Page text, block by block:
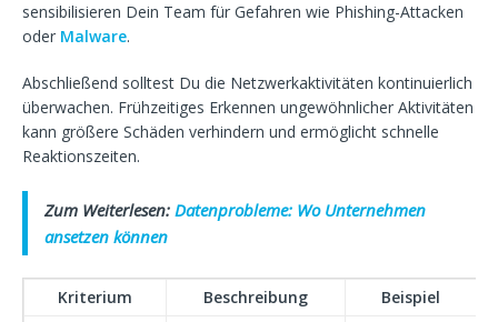
sensibilisieren Dein Team für Gefahren wie Phishing-Attacken
oder Malware.
Abschließend solltest Du die Netzwerkaktivitäten kontinuierlich
überwachen. Frühzeitiges Erkennen ungewöhnlicher Aktivitäten
kann größere Schäden verhindern und ermöglicht schnelle
Reaktionszeiten.
Zum Weiterlesen: Datenprobleme: Wo Unternehmen
ansetzen können
Kriterium Beschreibung
Beispiel